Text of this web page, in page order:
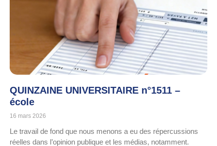
QUINZAINE UNIVERSITAIRE n°1511 –
école
16 mars 2026
Le travail de fond que nous menons a eu des répercussions
réelles dans l’opinion publique et les médias, notamment.